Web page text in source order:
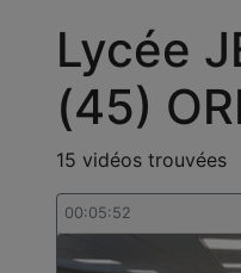
Lycée
(45)
15 vidéos trouvées
00:05:52